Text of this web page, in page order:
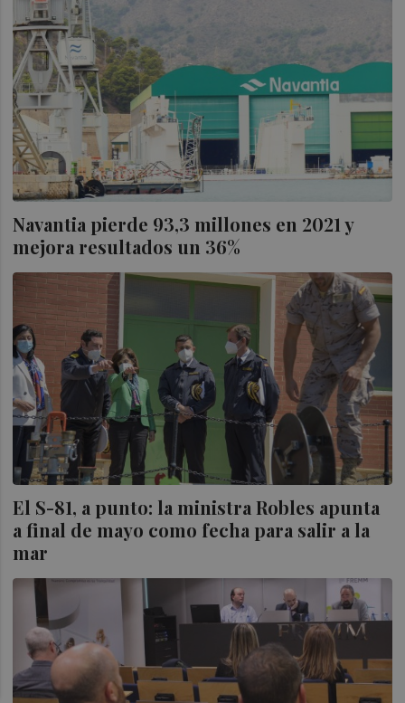
Navantia pierde 93,3 millones en 2021 y
mejora resultados un 36%
El S-81, a punto: la ministra Robles apunta
a final de mayo como fecha para salir a la
mar